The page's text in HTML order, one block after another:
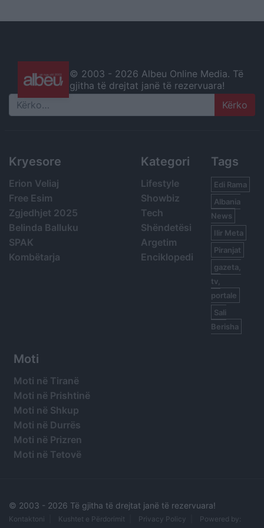
© 2003 - 2026 Albeu Online Media. Të
gjitha të drejtat janë të rezervuara!
Search
Kryesore
Erion Veliaj
Free Esim
Zgjedhjet 2025
Belinda Balluku
SPAK
Kombëtarja
Kategori
Lifestyle
Showbiz
Tech
Shëndetësi
Argetim
Enciklopedi
Tags
Edi Rama
Albania
News
Ilir Meta
Piranjat
gazeta,
tv,
portale
Sali
Berisha
Moti
Moti në Tiranë
Moti në Prishtinë
Moti në Shkup
Moti në Durrës
Moti në Prizren
Moti në Tetovë
© 2003 - 2026 Të gjitha të drejtat janë të rezervuara!
Kontaktoni Kushtet e Përdorimit Privacy Policy Powered by: